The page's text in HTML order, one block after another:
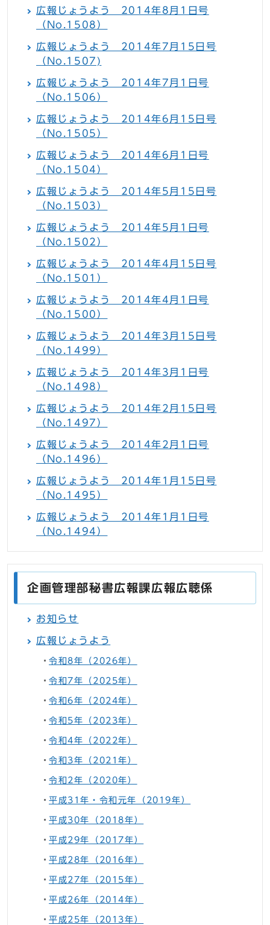
広報じょうよう 2014年8月1日号
（No.1508）
広報じょうよう 2014年7月15日号
（No.1507)
広報じょうよう 2014年7月1日号
（No.1506）
広報じょうよう 2014年6月15日号
（No.1505）
広報じょうよう 2014年6月1日号
（No.1504）
広報じょうよう 2014年5月15日号
（No.1503）
広報じょうよう 2014年5月1日号
（No.1502）
広報じょうよう 2014年4月15日号
（No.1501）
広報じょうよう 2014年4月1日号
（No.1500）
広報じょうよう 2014年3月15日号
（No.1499）
広報じょうよう 2014年3月1日号
（No.1498）
広報じょうよう 2014年2月15日号
（No.1497）
広報じょうよう 2014年2月1日号
（No.1496）
広報じょうよう 2014年1月15日号
（No.1495）
広報じょうよう 2014年1月1日号
（No.1494）
企画管理部秘書広報課広報広聴係
お知らせ
広報じょうよう
令和8年（2026年）
令和7年（2025年）
令和6年（2024年）
令和5年（2023年）
令和4年（2022年）
令和3年（2021年）
令和2年（2020年）
平成31年・令和元年（2019年）
平成30年（2018年）
平成29年（2017年）
平成28年（2016年）
平成27年（2015年）
平成26年（2014年）
平成25年（2013年）